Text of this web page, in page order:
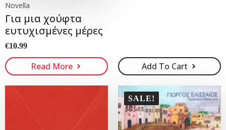
Novella
Για μια χούφτα
ευτυχισμένες μέρες
€10.99
Read More Add To Cart
SALE!